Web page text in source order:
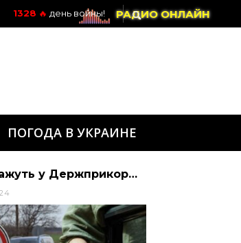
РАДИО ОНЛАЙН
1328 🔥день войны!
ПОГОДА В УКРАИНЕ
що кажуть у Держприкордонслужбі – Україна